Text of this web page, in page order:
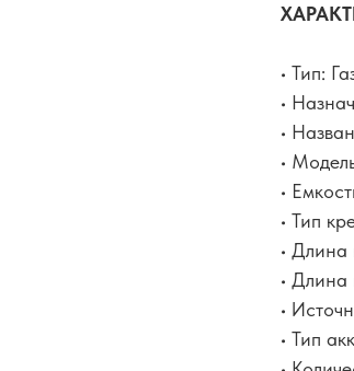
• Тип:
•
•
•
•
• Тип
•
• Длина
•
• Тип